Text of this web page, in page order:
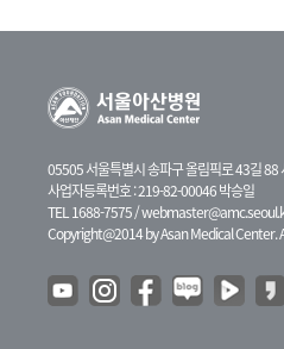
05505 서울특별시 송파구 올림픽로 43길 88
사업자등록번호 : 219-82-00046 박승일
TEL 1688-7575 /
Copyright@2014 by Asan Medical Center.